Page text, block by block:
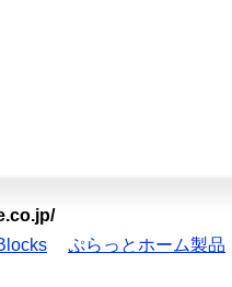
ぷらっとホーム製品